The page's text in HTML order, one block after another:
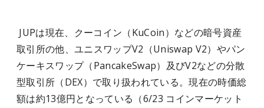
JUPは現在、クーコイン（KuCoin）などの暗号資産
取引所の他、ユニスワップV2（Uniswap V2）やパン
ケーキスワップ（PancakeSwap）及びV2などの分散
型取引所（DEX）で取り扱われている。現在の時価総
額は約13億円となっている（6/23 コインマーケット